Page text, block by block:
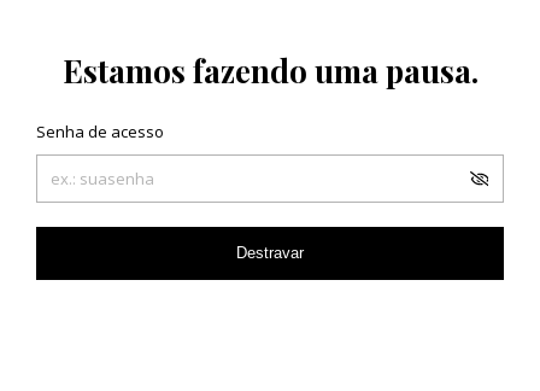
Estamos fazendo uma pausa.
Senha de acesso
Destravar